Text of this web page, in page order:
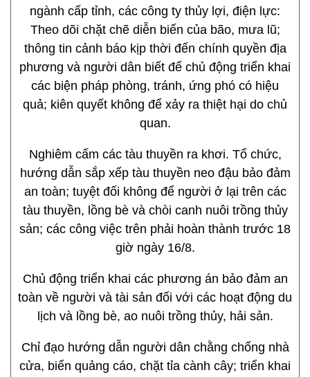
ngành cấp tỉnh, các công ty thủy lợi, điện lực:
Theo dõi chặt chẽ diễn biến của bão, mưa lũ;
thông tin cảnh báo kịp thời đến chính quyền địa
phương và người dân biết để chủ động triển khai
các biện pháp phòng, tránh, ứng phó có hiệu
quả; kiên quyết không để xảy ra thiệt hại do chủ
quan.
Nghiêm cấm các tàu thuyền ra khơi. Tổ chức,
hướng dẫn sắp xếp tàu thuyền neo đậu bảo đảm
an toàn; tuyệt đối không để người ở lại trên các
tàu thuyền, lồng bè và chòi canh nuôi trồng thủy
sản; các công việc trên phải hoàn thành trước 18
giờ ngày 16/8.
Chủ động triển khai các phương án bảo đảm an
toàn về người và tài sản đối với các hoạt động du
lịch và lồng bè, ao nuôi trồng thủy, hải sản.
Chỉ đạo hướng dẫn người dân chằng chống nhà
cửa, biển quảng cáo, chặt tỉa cành cây; triển khai